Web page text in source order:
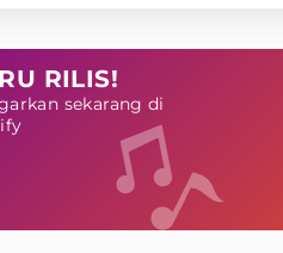
RILIS!
sekarang di